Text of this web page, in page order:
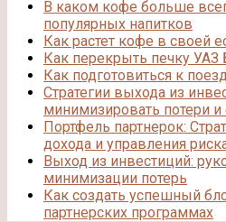
В каком кофе больше
популярных напитков
Как растет кофе в своей
Как перекрыть печку УАЗ
Как подготовиться к
Стратегии выхода из
минимизировать потери и
Портфель партнерок:
дохода и управления
Выход из инвестиций:
минимизации потерь
Как создать успешный
партнерских программах